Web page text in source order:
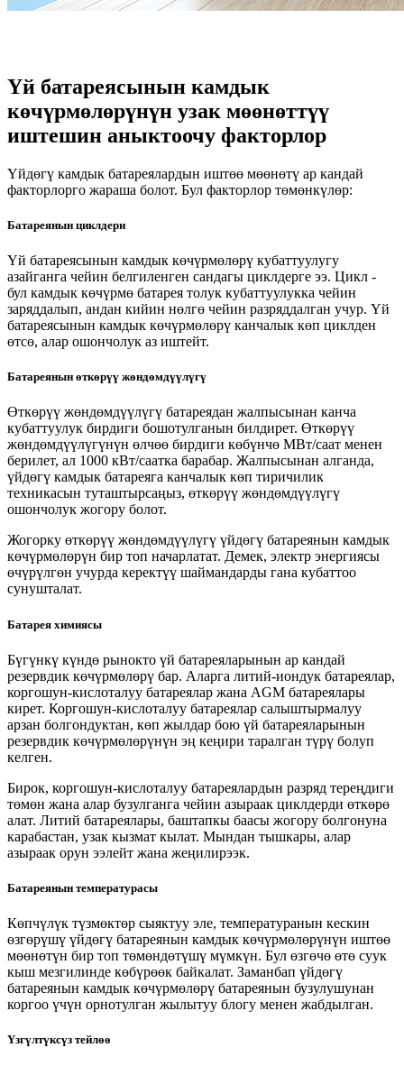
Үй батареясынын камдык
көчүрмөлөрүнүн узак мөөнөттүү
иштешин аныктоочу факторлор
Үйдөгү камдык батареялардын иштөө мөөнөтү ар кандай
факторлорго жараша болот. Бул факторлор төмөнкүлөр:
Батареянын циклдери
Үй батареясынын камдык көчүрмөлөрү кубаттуулугу
азайганга чейин белгиленген сандагы циклдерге ээ. Цикл -
бул камдык көчүрмө батарея толук кубаттуулукка чейин
заряддалып, андан кийин нөлгө чейин разряддалган учур. Үй
батареясынын камдык көчүрмөлөрү канчалык көп циклден
өтсө, алар ошончолук аз иштейт.
Батареянын өткөрүү жөндөмдүүлүгү
Өткөрүү жөндөмдүүлүгү батареядан жалпысынан канча
кубаттуулук бирдиги бошотулганын билдирет. Өткөрүү
жөндөмдүүлүгүнүн өлчөө бирдиги көбүнчө МВт/саат менен
берилет, ал 1000 кВт/саатка барабар. Жалпысынан алганда,
үйдөгү камдык батареяга канчалык көп тиричилик
техникасын туташтырсаңыз, өткөрүү жөндөмдүүлүгү
ошончолук жогору болот.
Жогорку өткөрүү жөндөмдүүлүгү үйдөгү батареянын камдык
көчүрмөлөрүн бир топ начарлатат. Демек, электр энергиясы
өчүрүлгөн учурда керектүү шаймандарды гана кубаттоо
сунушталат.
Батарея химиясы
Бүгүнкү күндө рынокто үй батареяларынын ар кандай
резервдик көчүрмөлөрү бар. Аларга литий-иондук батареялар,
коргошун-кислоталуу батареялар жана AGM батареялары
кирет. Коргошун-кислоталуу батареялар салыштырмалуу
арзан болгондуктан, көп жылдар бою үй батареяларынын
резервдик көчүрмөлөрүнүн эң кеңири таралган түрү болуп
келген.
Бирок, коргошун-кислоталуу батареялардын разряд тереңдиги
төмөн жана алар бузулганга чейин азыраак циклдерди өткөрө
алат. Литий батареялары, баштапкы баасы жогору болгонуна
карабастан, узак кызмат кылат. Мындан тышкары, алар
азыраак орун ээлейт жана жеңилирээк.
Батареянын температурасы
Көпчүлүк түзмөктөр сыяктуу эле, температуранын кескин
өзгөрүшү үйдөгү батареянын камдык көчүрмөлөрүнүн иштөө
мөөнөтүн бир топ төмөндөтүшү мүмкүн. Бул өзгөчө өтө суук
кыш мезгилинде көбүрөөк байкалат. Заманбап үйдөгү
батареянын камдык көчүрмөлөрү батареянын бузулушунан
коргоо үчүн орнотулган жылытуу блогу менен жабдылган.
Үзгүлтүксүз тейлөө